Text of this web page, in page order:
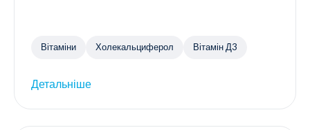
Вітаміни Холекальциферол Вітамін Д3
Детальніше